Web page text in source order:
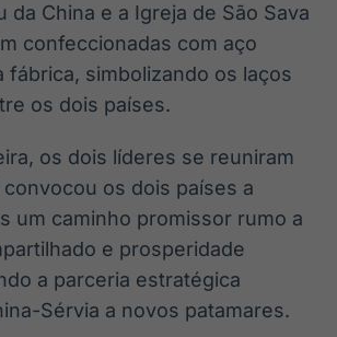
da China e a Igreja de São Sava
confeccionadas com aço
fábrica, simbolizando os laços
os dois países.
os dois líderes se reuniram
convocou os dois países a
um caminho promissor rumo a
e prosperidade
a parceria estratégica
Sérvia a novos patamares.